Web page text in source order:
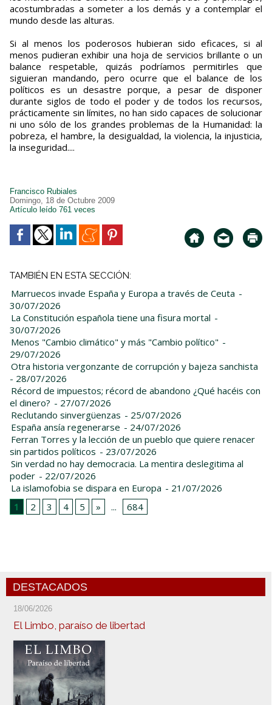
acostumbradas a someter a los demás y a contemplar el
mundo desde las alturas.
Si al menos los poderosos hubieran sido eficaces, si al
menos pudieran exhibir una hoja de servicios brillante o un
balance respetable, quizás podríamos permitirles que
siguieran mandando, pero ocurre que el balance de los
políticos es un desastre porque, a pesar de disponer
durante siglos de todo el poder y de todos los recursos,
prácticamente sin límites, no han sido capaces de solucionar
ni uno sólo de los grandes problemas de la Humanidad: la
pobreza, el hambre, la desigualdad, la violencia, la injusticia,
la inseguridad....
Francisco Rubiales
Domingo, 18 de Octubre 2009
Artículo leído 761 veces
TAMBIÉN EN ESTA SECCIÓN:
Marruecos invade España y Europa a través de Ceuta -
30/07/2026
La Constitución española tiene una fisura mortal -
30/07/2026
Menos "Cambio climático" y más "Cambio político" -
29/07/2026
Otra historia vergonzante de corrupción y bajeza sanchista
- 28/07/2026
Récord de impuestos; récord de abandono ¿Qué hacéis con
el dinero? - 27/07/2026
Reclutando sinvergüenzas - 25/07/2026
España ansía regenerarse - 24/07/2026
Ferran Torres y la lección de un pueblo que quiere renacer
sin partidos políticos - 23/07/2026
Sin verdad no hay democracia. La mentira deslegitima al
poder - 22/07/2026
La islamofobia se dispara en Europa - 21/07/2026
1
2 3 4 5 » ... 684
DESTACADOS
18/06/2026
El Limbo, paraíso de libertad